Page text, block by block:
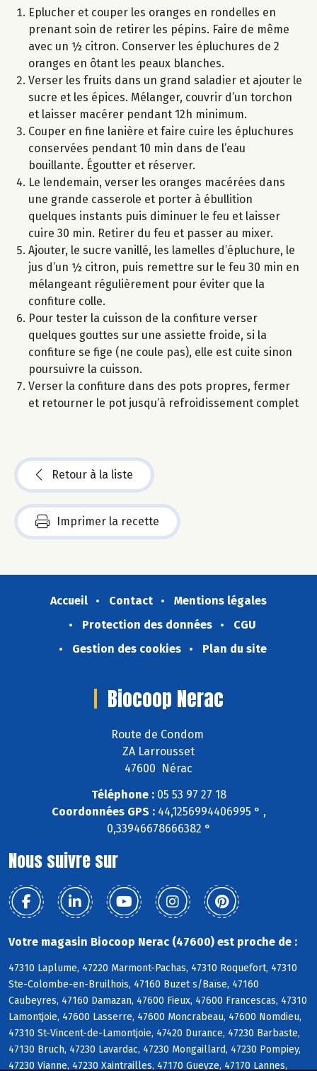
Eplucher et couper les oranges en rondelles en
prenant soin de retirer les pépins. Faire de même
avec un ½ citron. Conserver les épluchures de 2
oranges en ôtant les peaux blanches.
Verser les fruits dans un grand saladier et ajouter le
sucre et les épices. Mélanger, couvrir d’un torchon
et laisser macérer pendant 12h minimum.
Couper en fine lanière et faire cuire les épluchures
conservées pendant 10 min dans de l’eau
bouillante. Égoutter et réserver.
Le lendemain, verser les oranges macérées dans
une grande casserole et porter à ébullition
quelques instants puis diminuer le feu et laisser
cuire 30 min. Retirer du feu et passer au mixer.
Ajouter, le sucre vanillé, les lamelles d’épluchure, le
jus d’un ½ citron, puis remettre sur le feu 30 min en
mélangeant régulièrement pour éviter que la
confiture colle.
Pour tester la cuisson de la confiture verser
quelques gouttes sur une assiette froide, si la
confiture se fige (ne coule pas), elle est cuite sinon
poursuivre la cuisson.
Verser la confiture dans des pots propres, fermer
et retourner le pot jusqu’à refroidissement complet
Retour à la liste
Imprimer la recette
Accueil Contact
Mentions légales
Protection des données
CGU
Gestion des cookies
Plan du site
Biocoop Nerac
Route de Condom
ZA Larrousset
47600 Nérac
Téléphone :05 53 97 27 18
Coordonnées GPS :44,1256994406995 ° ,
0,33946678666382 °
Nous suivre sur
Votre magasin Biocoop Nerac (47600) est proche de :
47310 Laplume, 47220 Marmont-Pachas, 47310 Roquefort, 47310
Ste-Colombe-en-Bruilhois, 47160 Buzet s/Baïse, 47160
Caubeyres, 47160 Damazan, 47600 Fieux, 47600 Francescas, 47310
Lamontjoie, 47600 Lasserre, 47600 Moncrabeau, 47600 Nomdieu,
47310 St-Vincent-de-Lamontjoie, 47420 Durance, 47230 Barbaste,
47130 Bruch, 47230 Lavardac, 47230 Mongaillard, 47230 Pompiey,
47230 Vianne, 47230 Xaintrailles, 47170 Gueyze, 47170 Lannes,